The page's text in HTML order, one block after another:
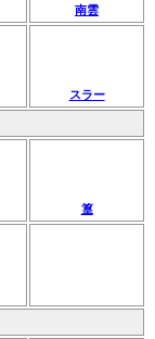
南雲
スラー
篁